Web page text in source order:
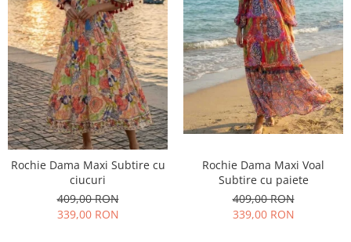
Rochie Dama Maxi Subtire cu
ciucuri
409,00 RON
339,00 RON
Rochie Dama Maxi Voal
Subtire cu paiete
409,00 RON
339,00 RON